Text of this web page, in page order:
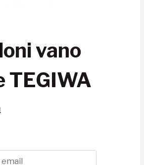
vano
TEGIWA